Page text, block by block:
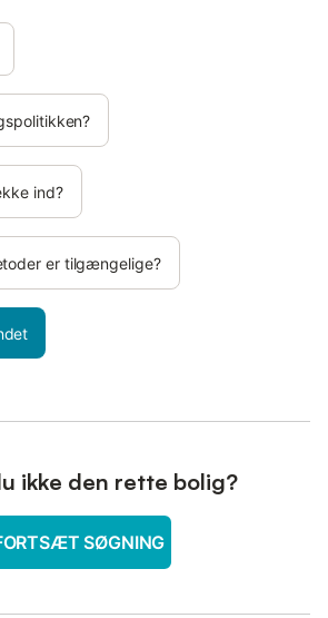
ind?
er tilgængelige?
ikke den rette bolig?
SØGNING